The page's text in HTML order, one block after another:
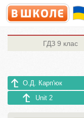
ГДЗ 9 клас
О.Д. Карп'юк
Unit 2